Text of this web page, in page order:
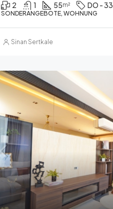
2 1 55m² DO - 33
SONDERANGEBOTE, WOHNUNG
Sinan Sertkale